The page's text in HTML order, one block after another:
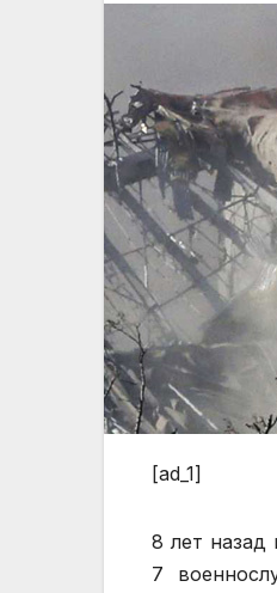
[ad_1]
8 лет назад
7